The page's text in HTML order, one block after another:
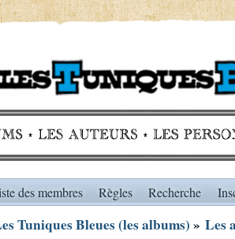
des membres Règles Recherche
Tuniques Bleues (les albums)» Les